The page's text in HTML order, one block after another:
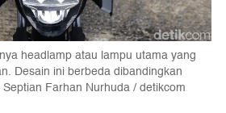
headlamp atau lampu utama yang
Desain ini berbeda dibandingkan
Farhan Nurhuda / detikcom